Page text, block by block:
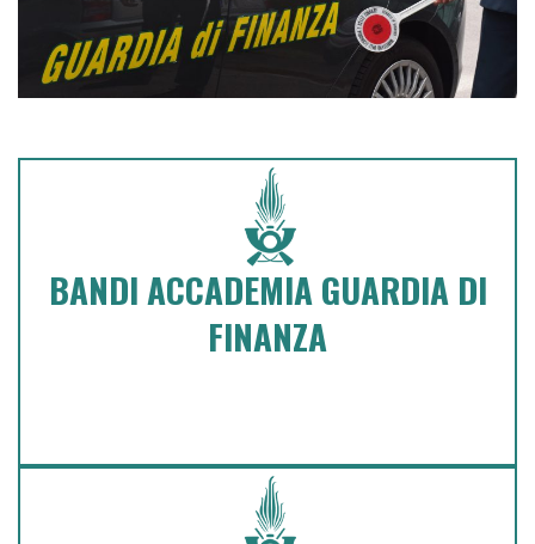
BANDI ACCADEMIA GUARDIA DI
FINANZA
BANDI DI CONCORSO GUARDIA
DI FINANZA